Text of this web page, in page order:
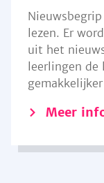
lezen. Er
uit het
leerlingen de
Meer